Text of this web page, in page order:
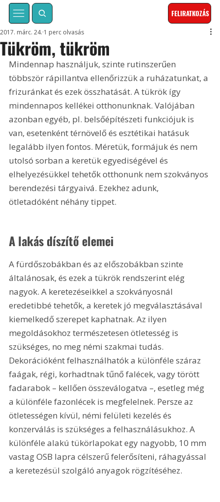
FELIRATKOZÁS
Tükröm, tükröm
2017. márc. 24. 1 perc olvasás
Mindennap használjuk, szinte rutinszerűen
többször rápillantva ellenőrizzük a ruházatunkat, a
frizuránkat és ezek összhatását. A tükrök így
mindennapos kellékei otthonunknak. Valójában
azonban egyéb, pl. belsőépítészeti funkciójuk is
van, esetenként térnövelő és esztétikai hatásuk
legalább ilyen fontos. Méretük, formájuk és nem
utolsó sorban a keretük egyediségével és
elhelyezésükkel tehetők otthonunk nem szokványos
berendezési tárgyaivá. Ezekhez adunk,
ötletadóként néhány tippet.
A lakás díszítő elemei
A fürdőszobákban és az előszobákban szinte
általánosak, és ezek a tükrök rendszerint elég
nagyok. A keretezéseikkel a szokványosnál
eredetibbé tehetők, a keretek jó megválasztásával
kiemelkedő szerepet kaphatnak. Az ilyen
megoldásokhoz természetesen ötletesség is
szükséges, no meg némi szakmai tudás.
Dekorációként felhasználhatók a különféle száraz
faágak, régi, korhadtnak tűnő falécek, vagy törött
fadarabok – kellően összeválogatva –, esetleg még
a különféle fazonlécek is megfelelnek. Persze az
ötletességen kívül, némi felületi kezelés és
konzerválás is szükséges a felhasználásukhoz. A
különféle alakú tükörlapokat egy nagyobb, 10 mm
vastag OSB lapra célszerű felerősíteni, ráhagyással
a keretezésül szolgáló anyagok rögzítéséhez.